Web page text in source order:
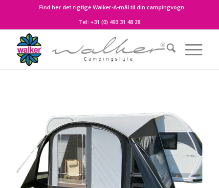
Find her det rigtige Walker-A-mål til din campingvogn
Tel: +31 (0) 493 31 48 28